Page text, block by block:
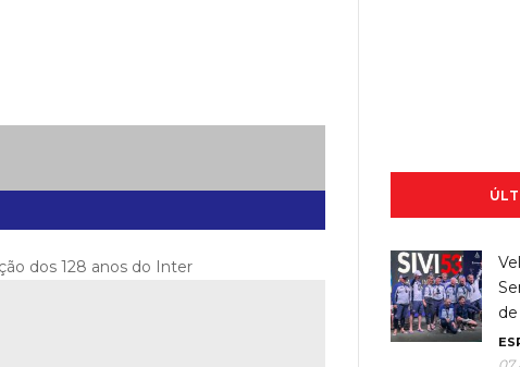
dos 128 anos do Inter